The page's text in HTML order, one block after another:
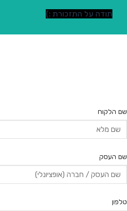
תודה על התזכורת :)
שם הלקוח
שם העסק
טלפון